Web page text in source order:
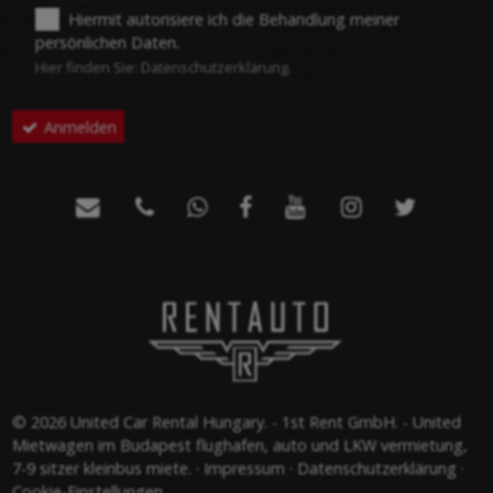
Hiermit autorisiere ich die Behandlung meiner
persönlichen Daten.
Hier finden Sie: Datenschutzerklärung
Anmelden
      
© 2026 United Car Rental Hungary. - 1st Rent GmbH. - United
Mietwagen im Budapest flughafen, auto und LKW vermietung,
7-9 sitzer kleinbus miete.
Impressum
Datenschutzerklärung